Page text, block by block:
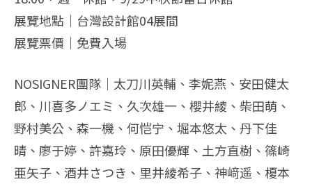
展覽地點｜台灣設計館04展間
展覽票價｜免費入場
NOSIGNER團隊｜太刀川英輔、李妮燕、安田健太
郎、川喜多ノエミ、久次雄一、櫻井綾、柴田萌、
野村美公、森一機、何恺宁、堀本悠太、丹下佳
晴、廖于婷、許嘉玲、原田優輝、土方直樹、篠崎
亜矢子、酒井さつき、里井綾希子、神﨑遥、榎本